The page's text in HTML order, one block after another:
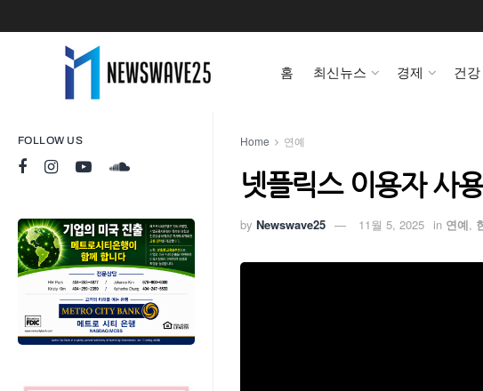
FOLLOW US
홈 최신뉴스 경제 건강
Home 연예
넷플릭스 이용자 사
by Newswave25 11월 5, 2025 in 연예,